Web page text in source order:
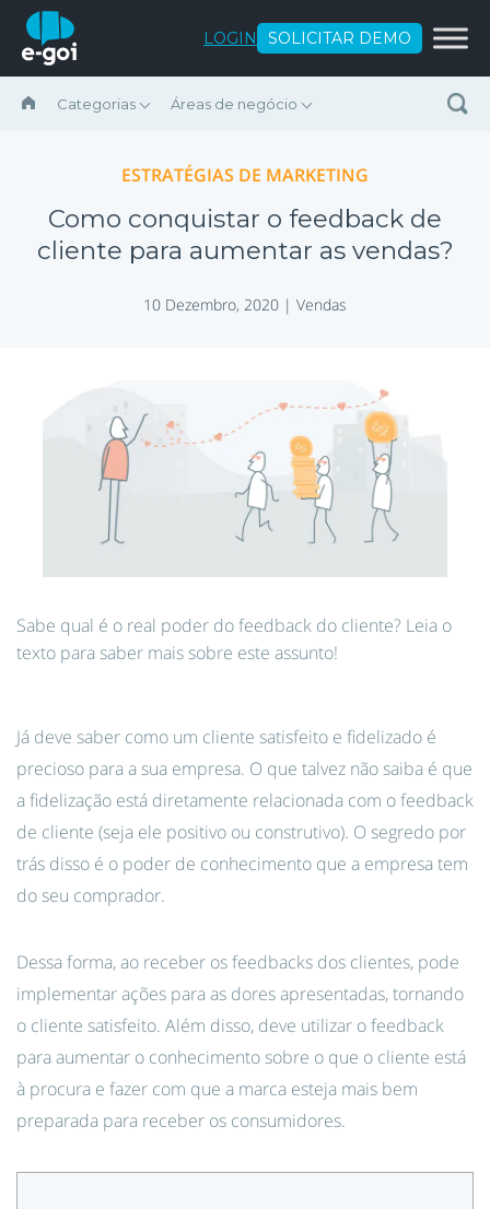
Ir para o conteúdo
LOGIN SOLICITAR DEMO
Categorias Áreas de negócio
ESTRATÉGIAS DE MARKETING
Como conquistar o feedback de
cliente para aumentar as vendas?
10 Dezembro, 2020 | Vendas
Sabe qual é o real poder do feedback do cliente? Leia o
texto para saber mais sobre este assunto!
Já deve saber como um cliente satisfeito e fidelizado é
precioso para a sua empresa. O que talvez não saiba é que
a fidelização está diretamente relacionada com o feedback
de cliente (seja ele positivo ou construtivo). O segredo por
trás disso é o poder de conhecimento que a empresa tem
do seu comprador.
Dessa forma, ao receber os feedbacks dos clientes, pode
implementar ações para as dores apresentadas, tornando
o cliente satisfeito. Além disso, deve utilizar o feedback
para aumentar o conhecimento sobre o que o cliente está
à procura e fazer com que a marca esteja mais bem
preparada para receber os consumidores.